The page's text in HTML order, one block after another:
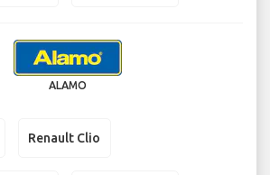
ALAMO
Renault Clio